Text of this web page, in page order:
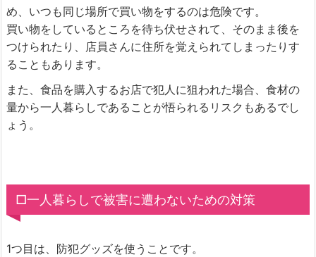
め、いつも同じ場所で買い物をするのは危険です。
買い物をしているところを待ち伏せされて、そのまま後を
つけられたり、店員さんに住所を覚えられてしまったりす
ることもあります。
また、食品を購入するお店で犯人に狙われた場合、食材の
量から一人暮らしであることが悟られるリスクもあるでし
ょう。
□一人暮らしで被害に遭わないための対策
1つ目は、防犯グッズを使うことです。